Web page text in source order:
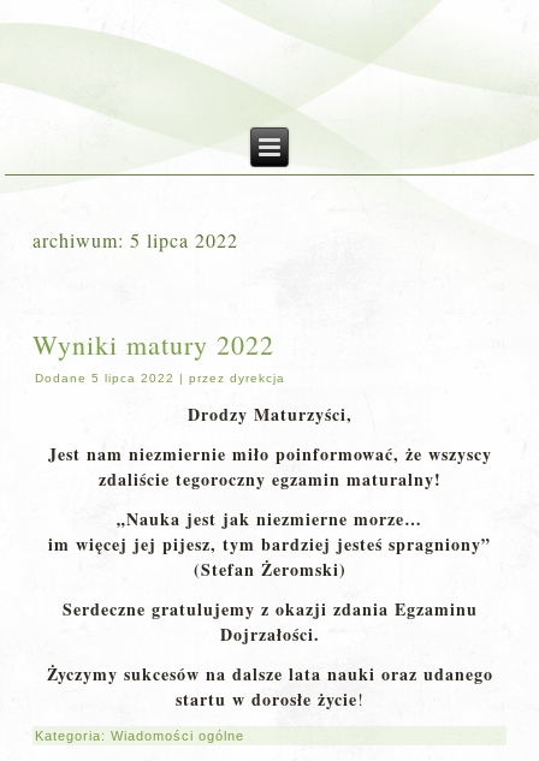
archiwum:5 lipca 2022
Wyniki matury 2022
Dodane 5 lipca 2022 |przez dyrekcja
Drodzy Maturzyści,
Jest nam niezmiernie miło poinformować, że wszyscy
zdaliście tegoroczny egzamin maturalny!
„Nauka jest jak niezmierne morze…
im więcej jej pijesz, tym bardziej jesteś spragniony”
(Stefan Żeromski)
Serdeczne gratulujemy z okazji zdania Egzaminu
Dojrzałości.
Życzymy sukcesów na dalsze lata nauki oraz udanego
startu w dorosłe życie!
Kategoria:Wiadomości ogólne